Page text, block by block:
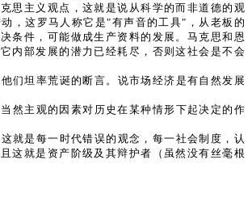
思主义观点，这就是说从科学的而非道德的观
，这罗马人称它是"有声音的工具"，从老板的
条件，可能做成生产资料的发展。马克思和恩
内部发展的潜力已经耗尽，否则这社会是不会
们坦率荒诞的断言。说市场经济是有自然发展
然主观的因素对历史在某种情形下起决定的作
就是每一时代错误的观念，每一社会制度，认
这就是资产阶级及其辩护者（虽然没有丝毫根